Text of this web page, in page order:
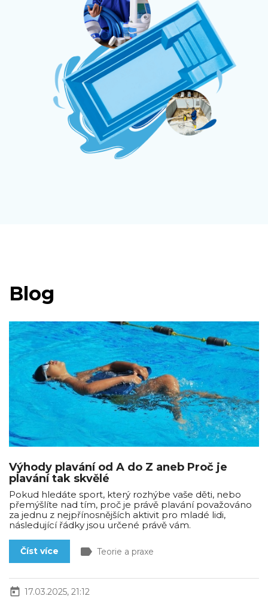
Blog
Výhody plavání od A do Z aneb Proč je
plavání tak skvělé
Pokud hledáte sport, který rozhýbe vaše děti, nebo
přemýšlíte nad tím, proč je právě plavání považováno
za jednu z nejpřínosnějších aktivit pro mladé lidi,
následující řádky jsou určené právě vám.
Číst více label Teorie a praxe
today 17.03.2025, 21:12